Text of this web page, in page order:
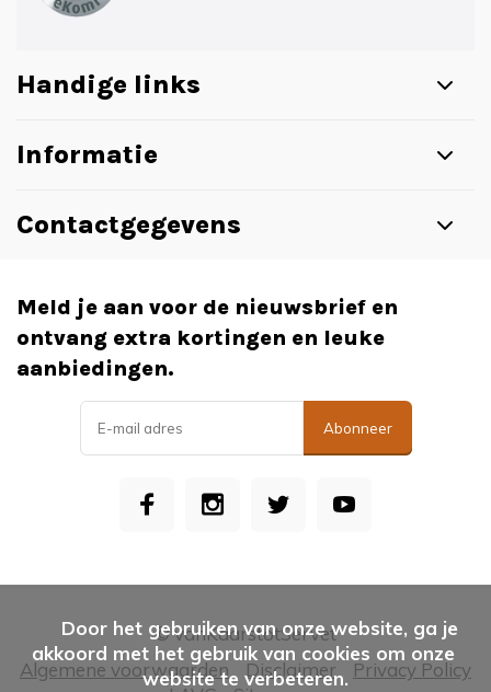
Handige links
Informatie
Contactgegevens
Meld je aan voor de nieuwsbrief en
ontvang extra kortingen en leuke
aanbiedingen.
Abonneer
Algemene voorwaarden Disclaimer
Privacy Policy
© vanKaarstotServet
akkoord met het gebruik van cookies om onze
website te verbeteren.